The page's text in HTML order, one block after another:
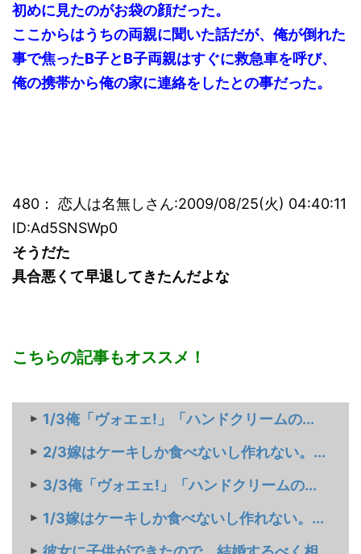
初めに見たのがお袋の顔だった。
ここからはうちの両親に聞いた話だが、俺が倒れた
事で焦ったB子とB子両親はすぐに救急車を呼び、
俺の携帯から俺の家に連絡をしたとの事だった。
480： 恋人は名無しさん:2009/08/25(火) 04:40:11
ID:Ad5SNSWp0
そうだた
具合悪くて早退してきたんだよな
こちらの記事もオススメ！
1/3俺「ヴォエェ!」「ハンドクリームの...
2/3嫁はケーキしか食べないし作れない。...
3/3俺「ヴォエェ!」「ハンドクリームの...
1/3嫁はケーキしか食べないし作れない。...